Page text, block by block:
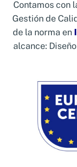
Contamos con
Gestión de
de la norma en
alcance: